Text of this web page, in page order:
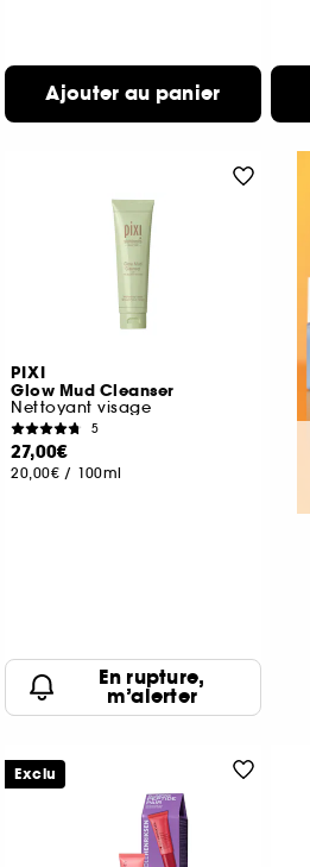
Ajouter au panier
PIXI
Glow Mud Cleanser
Nettoyant visage
5
27,00€
20,00€ / 100ml
En rupture,
m’alerter
Exclu